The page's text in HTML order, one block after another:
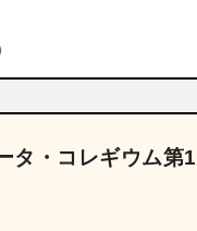
タ・コレギウム第